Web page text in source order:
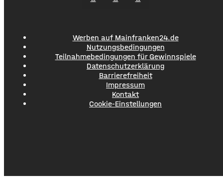
Werben auf Mainfranken24.de
Nutzungsbedingungen
Teilnahmebedingungen für Gewinnspiele
Datenschutzerklärung
Barrierefreiheit
Impressum
Kontakt
Cookie-Einstellungen